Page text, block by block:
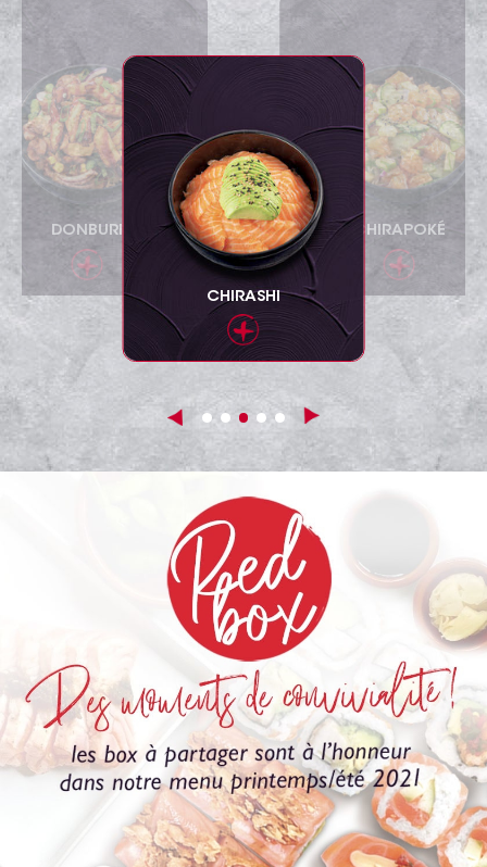
DONBURI
CHIRASHI
CHIRAPOKÉ
Previous Next